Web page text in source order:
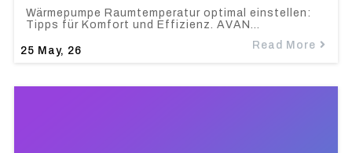
25 May, 26
Wärmepumpe Raumtemperatur optimal einstellen:
Tipps für Komfort und Effizienz. AVAN…
Read More